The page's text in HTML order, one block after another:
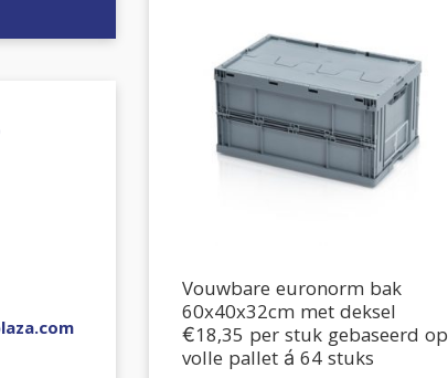
Vouwbare euronorm bak
60x40x32cm met deksel
€18,35 per stuk gebaseerd op
volle pallet á 64 stuks